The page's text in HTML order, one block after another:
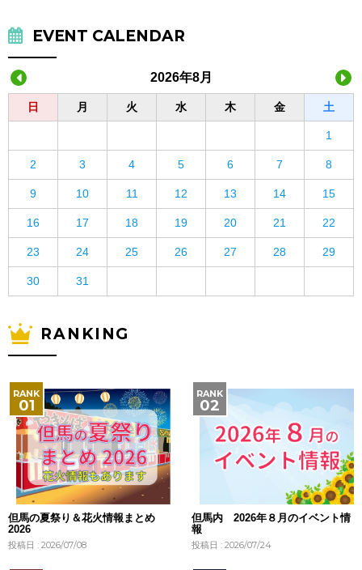
EVENT CALENDAR
2026年8月
日 月 火 水 木 金 土
1
2 3 4 5 6 7 8
9 10 11 12 13 14 15
16 17 18 19 20 21 22
23 24 25 26 27 28 29
30 31
RANKING
但馬の夏祭り＆花火情報まとめ
2026
投稿日 : 2026/07/08
但馬内 2026年８月のイベント情
報
投稿日 : 2026/07/24